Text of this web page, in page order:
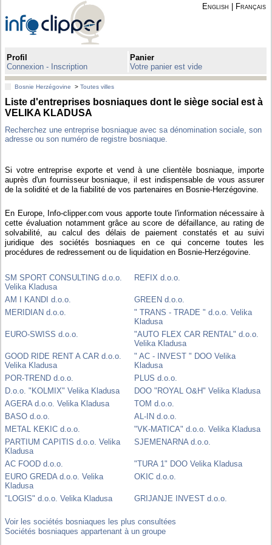
English Français
Profil
Connexion - Inscription
Panier
Votre panier est vide
Bosnie Herzégovine >Toutes villes
Liste d'entreprises bosniaques dont le siège social est à
VELIKA KLADUSA
Recherchez une entreprise bosniaque avec sa dénomination sociale, son
adresse ou son numéro de registre bosniaque.
Si votre entreprise exporte et vend à une clientèle bosniaque, importe
auprès d'un fournisseur bosniaque, il est indispensable de vous assurer
de la solidité et de la fiabilité de vos partenaires en Bosnie-Herzégovine.
En Europe, Info-clipper.com vous apporte toute l'information nécessaire à
cette évaluation notamment grâce au score de défaillance, au rating de
solvabilité, au calcul des délais de paiement constatés et au suivi
juridique des sociétés bosniaques en ce qui concerne toutes les
procédures de redressement ou de liquidation en Bosnie-Herzégovine.
SM SPORT CONSULTING d.o.o.
Velika Kladusa
REFIX d.o.o.
AM I KANDI d.o.o.
GREEN d.o.o.
MERIDIAN d.o.o.
" TRANS - TRADE " d.o.o. Velika
Kladusa
EURO-SWISS d.o.o.
"AUTO FLEX CAR RENTAL" d.o.o.
Velika Kladusa
GOOD RIDE RENT A CAR d.o.o.
Velika Kladusa
" AC - INVEST " DOO Velika
Kladusa
POR-TREND d.o.o.
PLUS d.o.o.
D.o.o. "KOLMIX" Velika Kladusa
DOO "ROYAL O&H" Velika Kladusa
AGERA d.o.o. Velika Kladusa
TOM d.o.o.
BASO d.o.o.
AL-IN d.o.o.
METAL KEKIC d.o.o.
"VK-MATICA" d.o.o. Velika Kladusa
PARTIUM CAPITIS d.o.o. Velika
Kladusa
SJEMENARNA d.o.o.
AC FOOD d.o.o.
"TURA 1" DOO Velika Kladusa
EURO GREDA d.o.o. Velika
Kladusa
OKIC d.o.o.
"LOGIS" d.o.o. Velika Kladusa GRIJANJE INVEST d.o.o.
Voir les sociétés bosniaques les plus consultées
Sociétés bosniaques appartenant à un groupe